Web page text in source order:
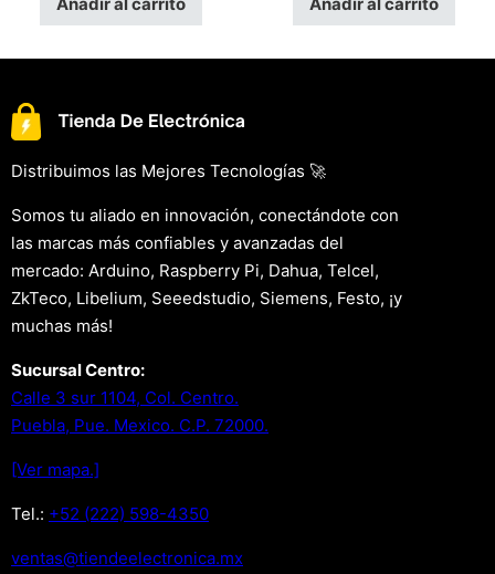
Distribuimos las Mejores Tecnologías 🚀
Somos tu aliado en innovación, conectándote con
las marcas más confiables y avanzadas del
mercado: Arduino, Raspberry Pi, Dahua, Telcel,
ZkTeco, Libelium, Seeedstudio, Siemens, Festo, ¡y
muchas más!
Sucursal Centro:
Calle 3 sur 1104, Col. Centro.
Puebla, Pue. Mexico. C.P. 72000.
[Ver mapa.]
Tel.: +52 (222) 598-4350
xm.acinortceleedneit@satnev